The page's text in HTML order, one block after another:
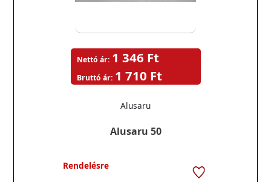
Alusaru 50
Alusaru
Nettó ár: 1 346 Ft
Bruttó ár: 1 710 Ft
Rendelésre